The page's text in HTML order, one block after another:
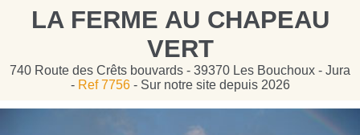
LA FERME AU CHAPEAU
VERT
740 Route des Crêts bouvards - 39370 Les Bouchoux - Jura
- Ref 7756- Sur notre site depuis 2026